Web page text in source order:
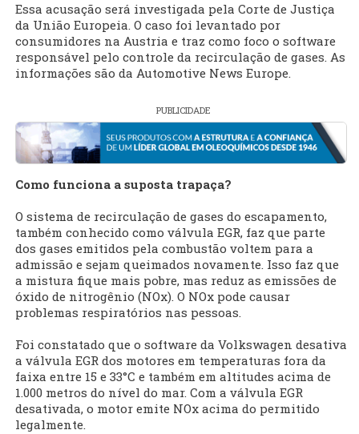
Essa acusação será investigada pela Corte de Justiça
da União Europeia. O caso foi levantado por
consumidores na Austria e traz como foco o software
responsável pelo controle da recirculação de gases. As
informações são da Automotive News Europe.
PUBLICIDADE
Como funciona a suposta trapaça?
O sistema de recirculação de gases do escapamento,
também conhecido como válvula EGR, faz que parte
dos gases emitidos pela combustão voltem para a
admissão e sejam queimados novamente. Isso faz que
a mistura fique mais pobre, mas reduz as emissões de
óxido de nitrogênio (NOx). O NOx pode causar
problemas respiratórios nas pessoas.
Foi constatado que o software da Volkswagen desativa
a válvula EGR dos motores em temperaturas fora da
faixa entre 15 e 33°C e também em altitudes acima de
1.000 metros do nível do mar. Com a válvula EGR
desativada, o motor emite NOx acima do permitido
legalmente.